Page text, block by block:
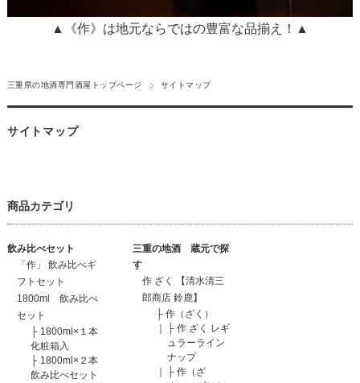
▲《作》は地元ならではの豊富な品揃え！▲
三重県の地酒専門酒屋トップページ サイトマップ
サイトマップ
商品カテゴリ
飲み比べセット
「作」 飲み比べギ
フトセット
1800ml 飲み比べ
セット
├ 1800ml×１本
化粧箱入
├ 1800ml×２本
飲み比べセット
三重の地酒 蔵元で探
す
作 ざく 【清水清三
郎商店 鈴鹿】
├ 作（ざく）
｜
├ 作 ざく レギ
ュラーライン
ナップ
｜
├ 作（ざ